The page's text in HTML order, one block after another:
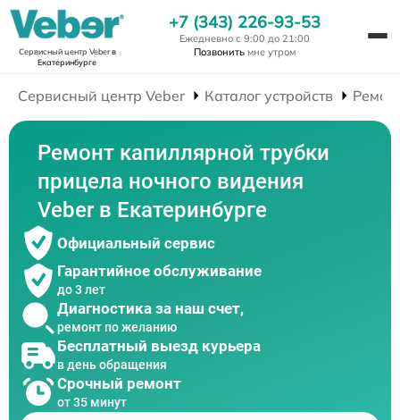
Сервисный центр Veberв
Екатеринбурге
+7 (343) 226-93-53
Ежедневно с 9:00 до 21:00
Позвонить мне утром
Сервисный центр Veber Каталог устройств
Ремонт капиллярной трубки
прицела ночного видения
Veber в Екатеринбурге
Официальный сервис
Гарантийное обслуживание
до 3 лет
Диагностика за наш счет,
ремонт по желанию
Бесплатный выезд курьера
в день обращения
Срочный ремонт
от 35 минут